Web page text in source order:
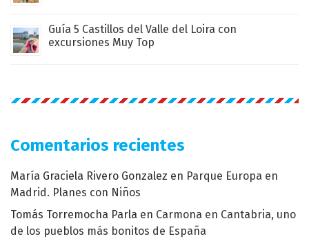
Guía 5 Castillos del Valle del Loira con
excursiones Muy Top
Comentarios recientes
María Graciela Rivero Gonzalez en Parque Europa en
Madrid. Planes con Niños
Tomás Torremocha Parla en Carmona en Cantabria, uno
de los pueblos más bonitos de España